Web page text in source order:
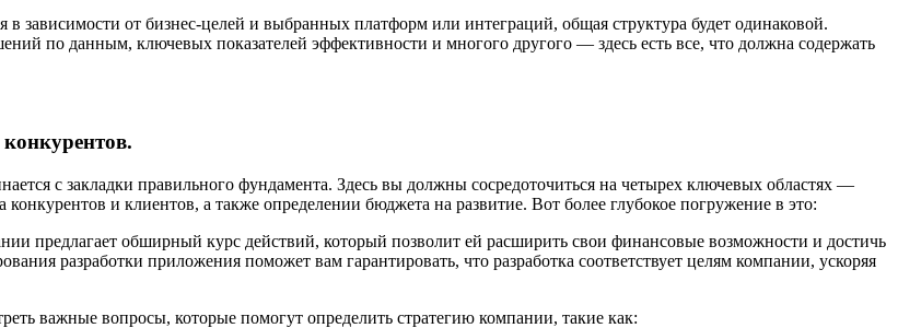
зависимости от бизнес-целей и выбранных платформ или интеграций, общая структура будет одинаковой.
по данным, ключевых показателей эффективности и многого другого — здесь есть все, что должна содержать
с закладки правильного фундамента. Здесь вы должны сосредоточиться на четырех ключевых областях —
и клиентов, а также определении бюджета на развитие. Вот более глубокое погружение в это:
предлагает обширный курс действий, который позволит ей расширить свои финансовые возможности и достичь
разработки приложения поможет вам гарантировать, что разработка соответствует целям компании, ускоряя
важные вопросы, которые помогут определить стратегию компании, такие как: